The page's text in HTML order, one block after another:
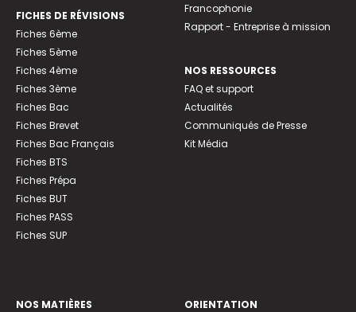
FICHES DE RÉVISIONS
Fiches 6ème
Fiches 5ème
Fiches 4ème
Fiches 3ème
Fiches Bac
Fiches Brevet
Fiches Bac Français
Fiches BTS
Fiches Prépa
Fiches BUT
Fiches PASS
Fiches SUP
Francophonie
Rapport - Entreprise à mission
NOS RESSOURCES
FAQ et support
Actualités
Communiqués de Presse
Kit Média
NOS MATIÈRES
ORIENTATION